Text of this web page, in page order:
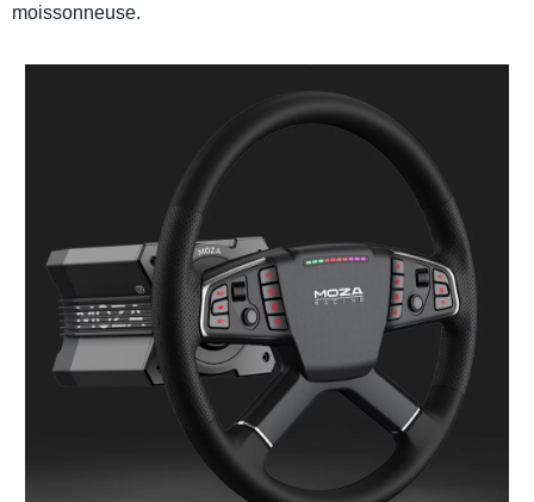
moissonneuse.